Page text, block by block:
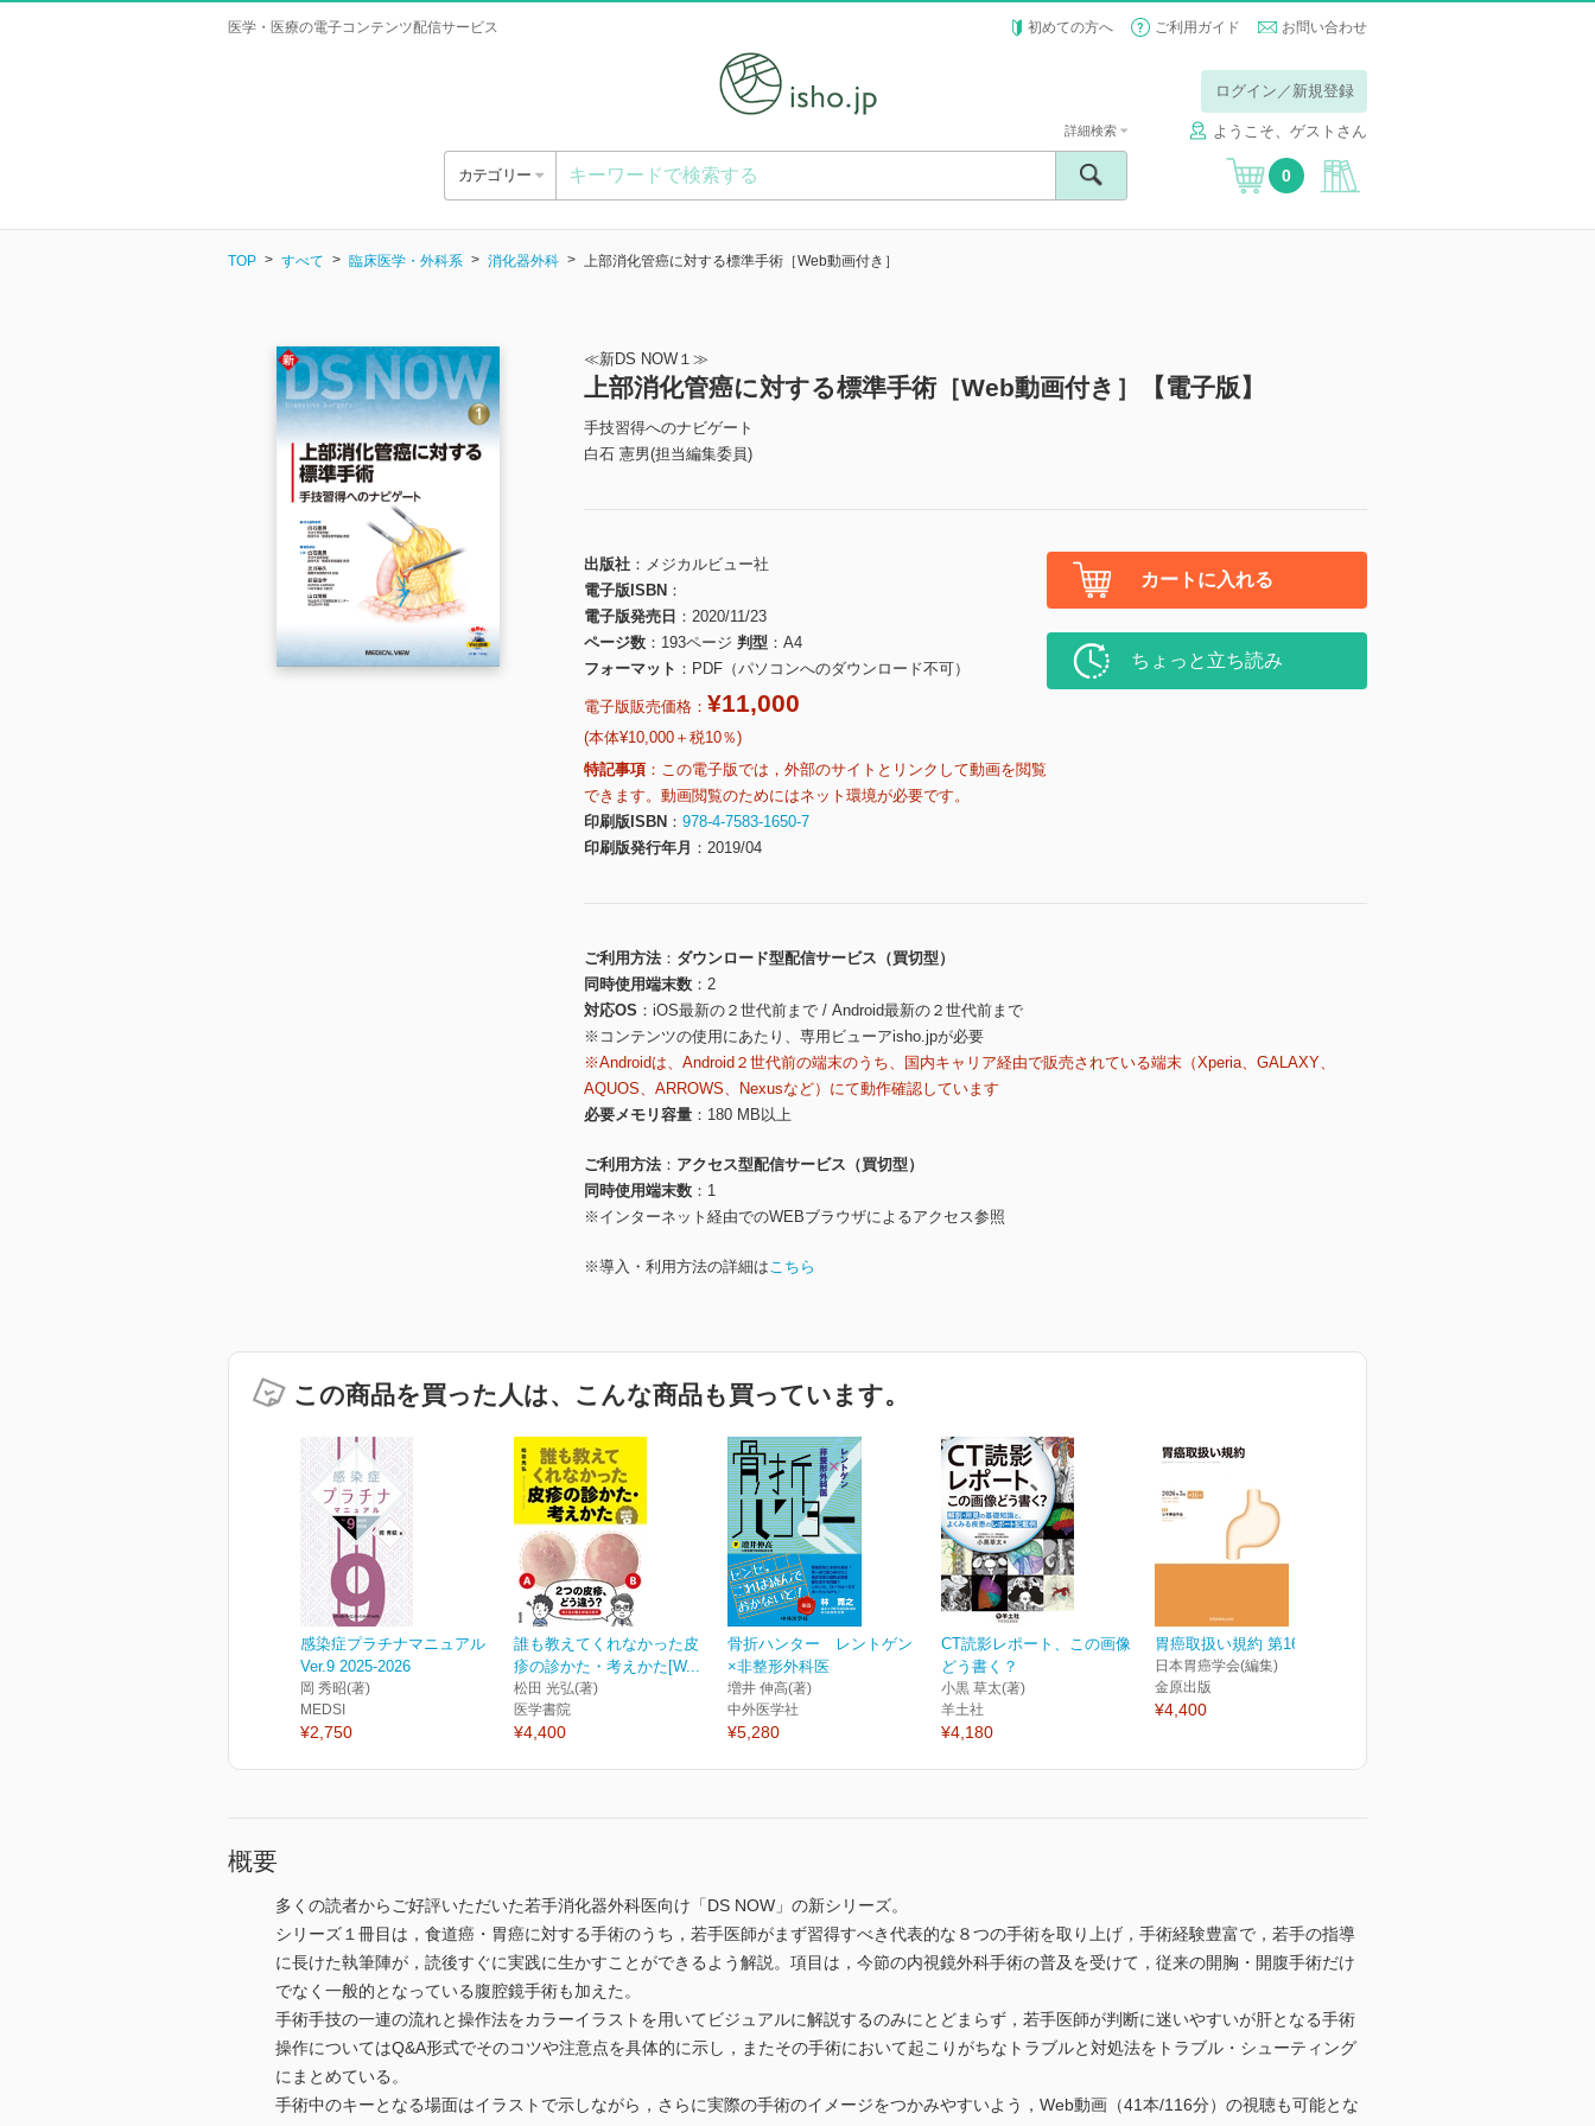
医学・医療の電子コンテンツ配信サービス 初めての方へ ご利用ガイド お問い合わせ
ログイン／新規登録
ようこそ、ゲストさん
カテゴリー
詳細検索
0
TOP すべて 臨床医学・外科系 消化器外科 上部消化管癌に対する標準手術［Web動画付き］
≪新DS NOW１≫
上部消化管癌に対する標準手術［Web動画付き］【電子版】
手技習得へのナビゲート
白石 憲男(担当編集委員)
出版社
メジカルビュー社
電子版ISBN
電子版発売日
2020/11/23
ページ数
193ページ 判型
A4
フォーマット
PDF（パソコンへのダウンロード不可）
電子版販売価格： ¥11,000
(本体¥10,000＋税10％)
特記事項
この電子版では，外部のサイトとリンクして動画を閲覧
できます。動画閲覧のためにはネット環境が必要です。
印刷版ISBN
978-4-7583-1650-7
印刷版発行年月
2019/04
カートに入れる
ちょっと立ち読み
ご利用方法
ダウンロード型配信サービス（買切型）
同時使用端末数
2
対応OS
iOS最新の２世代前まで / Android最新の２世代前まで
※コンテンツの使用にあたり、専用ビューアisho.jpが必要
※Androidは、Android２世代前の端末のうち、国内キャリア経由で販売されている端末（Xperia、GALAXY、
AQUOS、ARROWS、Nexusなど）にて動作確認しています
必要メモリ容量
180 MB以上
ご利用方法
アクセス型配信サービス（買切型）
同時使用端末数
1
※インターネット経由でのWEBブラウザによるアクセス参照
※導入・利用方法の詳細はこちら
この商品を買った人は、こんな商品も買っています。
感染症プラチナマニュアル
Ver.9 2025-2026
岡 秀昭(著)
MEDSI
¥2,750
誰も教えてくれなかった皮
疹の診かた・考えかた[W...
松田 光弘(著)
医学書院
¥4,400
骨折ハンター レントゲン
×非整形外科医
増井 伸高(著)
中外医学社
¥5,280
CT読影レポート、この画像
どう書く？
小黒 草太(著)
羊土社
¥4,180
胃癌取扱い規約 第16版
日本胃癌学会(編集)
金原出版
¥4,400
概要
多くの読者からご好評いただいた若手消化器外科医向け「DS NOW」の新シリーズ。
シリーズ１冊目は，食道癌・胃癌に対する手術のうち，若手医師がまず習得すべき代表的な８つの手術を取り上げ，手術経験豊富で，若手の指導
に長けた執筆陣が，読後すぐに実践に生かすことができるよう解説。項目は，今節の内視鏡外科手術の普及を受けて，従来の開胸・開腹手術だけ
でなく一般的となっている腹腔鏡手術も加えた。
手術手技の一連の流れと操作法をカラーイラストを用いてビジュアルに解説するのみにとどまらず，若手医師が判断に迷いやすいが肝となる手術
操作についてはQ&A形式でそのコツや注意点を具体的に示し，またその手術において起こりがちなトラブルと対処法をトラブル・シューティング
にまとめている。
手術中のキーとなる場面はイラストで示しながら，さらに実際の手術のイメージをつかみやすいよう，Web動画（41本/116分）の視聴も可能とな